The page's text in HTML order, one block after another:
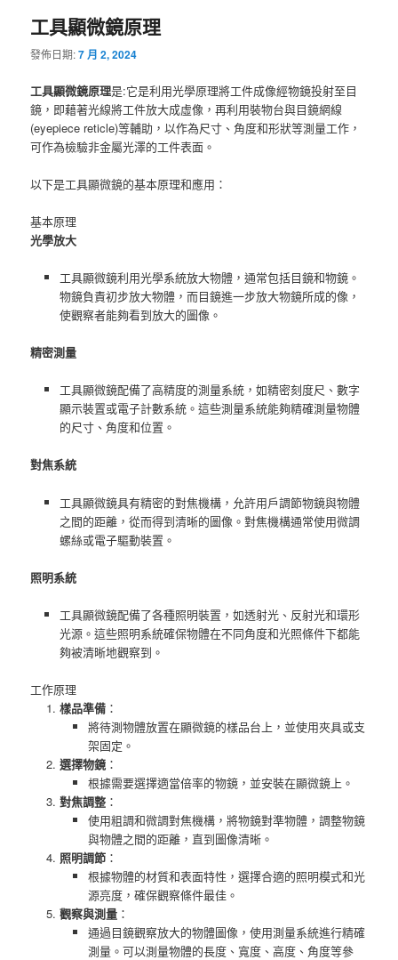
工具顯微鏡原理
發佈日期:7 月 2, 2024
工具顯微鏡原理是:它是利用光學原理將工件成像經物鏡投射至目
鏡，即藉著光線將工件放大成虛像，再利用裝物台與目鏡網線
(eyepiece reticle)等輔助，以作為尺寸、角度和形狀等測量工作，
可作為檢驗非金屬光澤的工件表面。
以下是工具顯微鏡的基本原理和應用：
基本原理
光學放大
工具顯微鏡利用光學系統放大物體，通常包括目鏡和物鏡。
物鏡負責初步放大物體，而目鏡進一步放大物鏡所成的像，
使觀察者能夠看到放大的圖像。
精密測量
工具顯微鏡配備了高精度的測量系統，如精密刻度尺、數字
顯示裝置或電子計數系統。這些測量系統能夠精確測量物體
的尺寸、角度和位置。
對焦系統
工具顯微鏡具有精密的對焦機構，允許用戶調節物鏡與物體
之間的距離，從而得到清晰的圖像。對焦機構通常使用微調
螺絲或電子驅動裝置。
照明系統
工具顯微鏡配備了各種照明裝置，如透射光、反射光和環形
光源。這些照明系統確保物體在不同角度和光照條件下都能
夠被清晰地觀察到。
工作原理
樣品準備：
將待測物體放置在顯微鏡的樣品台上，並使用夾具或支
架固定。
選擇物鏡：
根據需要選擇適當倍率的物鏡，並安裝在顯微鏡上。
對焦調整：
使用粗調和微調對焦機構，將物鏡對準物體，調整物鏡
與物體之間的距離，直到圖像清晰。
照明調節：
根據物體的材質和表面特性，選擇合適的照明模式和光
源亮度，確保觀察條件最佳。
觀察與測量：
通過目鏡觀察放大的物體圖像，使用測量系統進行精確
測量。可以測量物體的長度、寬度、高度、角度等參